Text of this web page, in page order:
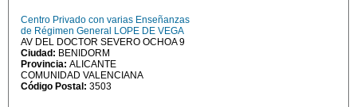
Centro Privado con varias Enseñanzas
de Régimen General LOPE DE VEGA
AV DEL DOCTOR SEVERO OCHOA 9
Ciudad: BENIDORM
Provincia: ALICANTE
COMUNIDAD VALENCIANA
Código Postal: 3503